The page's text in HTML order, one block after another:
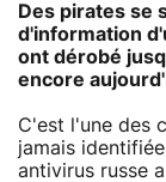
Des pirates se
d'information
ont dérobé
encore
C'est l'une des
jamais
antivirus russe a